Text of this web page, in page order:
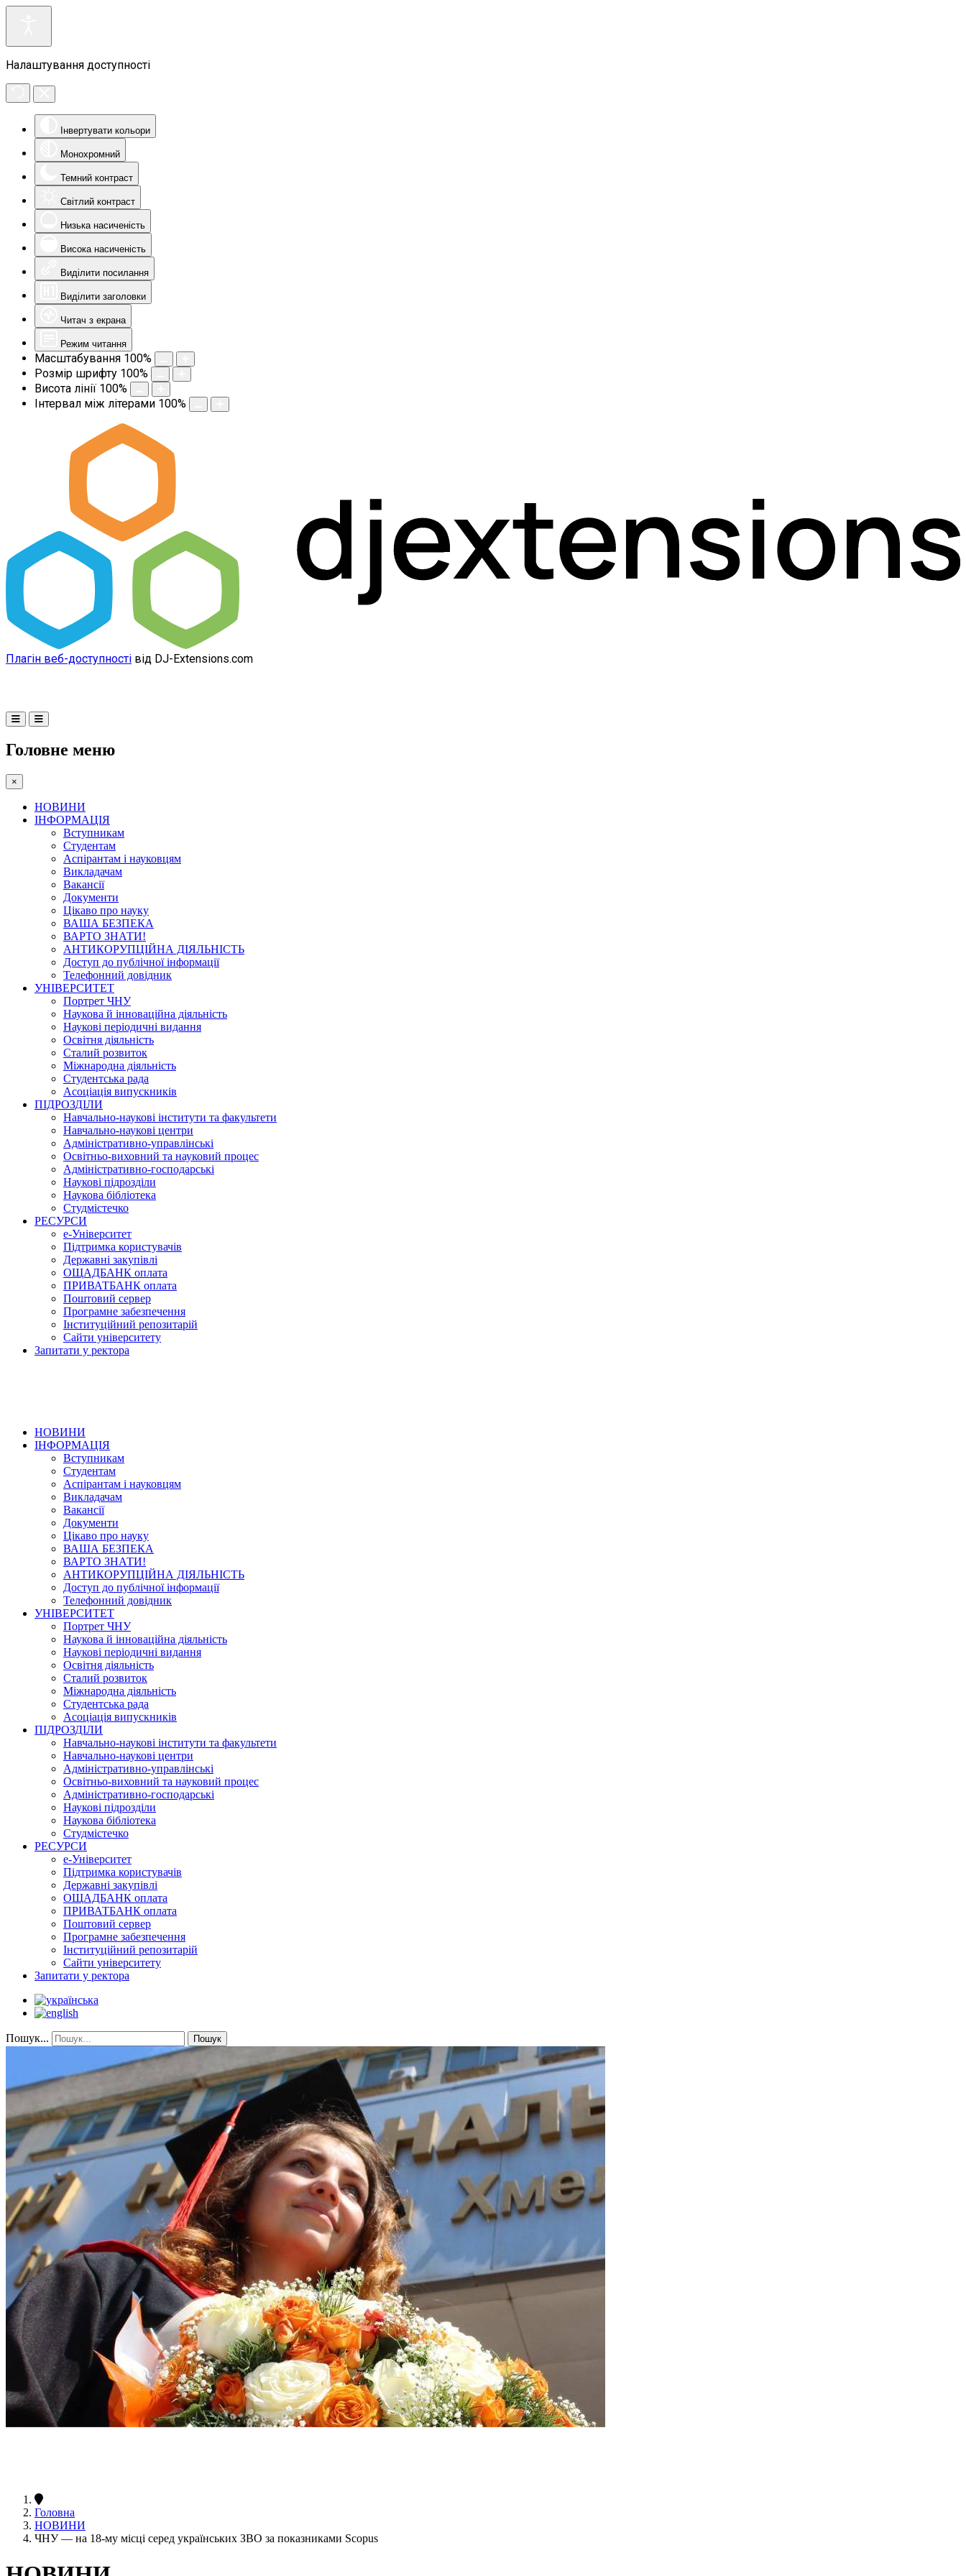
Налаштування доступності
Інвертувати кольори
Монохромний
Темний контраст
Світлий контраст
Низька насиченість
Висока насиченість
Виділити посилання
Виділити заголовки
Читач з екрана
Режим читання
Масштабування 100%
Розмір шрифту 100%
Висота лінії 100%
Інтервал між літерами 100%
Плагін веб-доступності від DJ-Extensions.com
Головне меню
×
НОВИНИ
ІНФОРМАЦІЯ
Вступникам
Студентам
Аспірантам і науковцям
Викладачам
Вакансії
Документи
Цікаво про науку
ВАША БЕЗПЕКА
ВАРТО ЗНАТИ!
АНТИКОРУПЦІЙНА ДІЯЛЬНІСТЬ
Доступ до публічної інформації
Телефонний довідник
УНІВЕРСИТЕТ
Портрет ЧНУ
Наукова й інноваційна діяльність
Наукові періодичні видання
Освітня діяльність
Сталий розвиток
Міжнародна діяльність
Студентська рада
Асоціація випускників
ПІДРОЗДІЛИ
Навчально-наукові інститути та факультети
Навчально-наукові центри
Адміністративно-управлінські
Освітньо-виховний та науковий процес
Адміністративно-господарські
Наукові підрозділи
Наукова бібліотека
Студмістечко
РЕСУРСИ
е-Університет
Підтримка користувачів
Державні закупівлі
ОЩАДБАНК оплата
ПРИВАТБАНК оплата
Поштовий сервер
Програмне забезпечення
Інституційний репозитарій
Сайти університету
Запитати у ректора
НОВИНИ
ІНФОРМАЦІЯ
Вступникам
Студентам
Аспірантам і науковцям
Викладачам
Вакансії
Документи
Цікаво про науку
ВАША БЕЗПЕКА
ВАРТО ЗНАТИ!
АНТИКОРУПЦІЙНА ДІЯЛЬНІСТЬ
Доступ до публічної інформації
Телефонний довідник
УНІВЕРСИТЕТ
Портрет ЧНУ
Наукова й інноваційна діяльність
Наукові періодичні видання
Освітня діяльність
Сталий розвиток
Міжнародна діяльність
Студентська рада
Асоціація випускників
ПІДРОЗДІЛИ
Навчально-наукові інститути та факультети
Навчально-наукові центри
Адміністративно-управлінські
Освітньо-виховний та науковий процес
Адміністративно-господарські
Наукові підрозділи
Наукова бібліотека
Студмістечко
РЕСУРСИ
е-Університет
Підтримка користувачів
Державні закупівлі
ОЩАДБАНК оплата
ПРИВАТБАНК оплата
Поштовий сервер
Програмне забезпечення
Інституційний репозитарій
Сайти університету
Запитати у ректора
Пошук... Пошук
Головна
НОВИНИ
ЧНУ — на 18-му місці серед українських ЗВО за показниками Scopus